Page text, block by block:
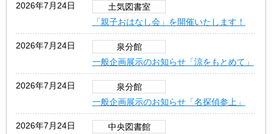
2026年7月24日
土気図書室
「親子おはなし会」を開催いたします！
2026年7月24日
泉分館
一般企画展示のお知らせ「涼をもとめて」
2026年7月24日
泉分館
一般企画展示のお知らせ「名探偵参上」
2026年7月24日
中央図書館